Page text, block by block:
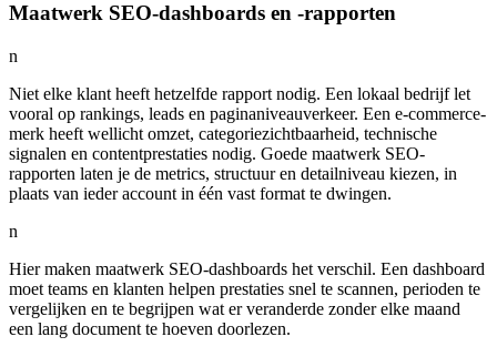
Maatwerk SEO-dashboards en -rapporten
n
Niet elke klant heeft hetzelfde rapport nodig. Een lokaal bedrijf let
vooral op rankings, leads en paginaniveauverkeer. Een e-commerce­
merk heeft wellicht omzet, categoriezichtbaarheid, technische
signalen en contentprestaties nodig. Goede maatwerk SEO-
rapporten laten je de metrics, structuur en detailniveau kiezen, in
plaats van ieder account in één vast format te dwingen.
n
Hier maken maatwerk SEO-dashboards het verschil. Een dashboard
moet teams en klanten helpen prestaties snel te scannen, perioden te
vergelijken en te begrijpen wat er veranderde zonder elke maand
een lang document te hoeven doorlezen.